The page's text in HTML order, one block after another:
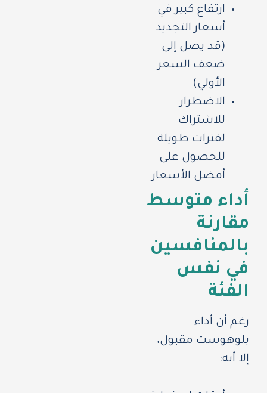
ارتفاع كبير في
أسعار التجديد
(قد يصل إلى
ضعف السعر
الأولي)
الاضطرار
للاشتراك
لفترات طويلة
للحصول على
أفضل الأسعار
أداء متوسط
مقارنة
بالمنافسين
في نفس
الفئة
رغم أن أداء
بلوهوست مقبول،
إلا أنه: